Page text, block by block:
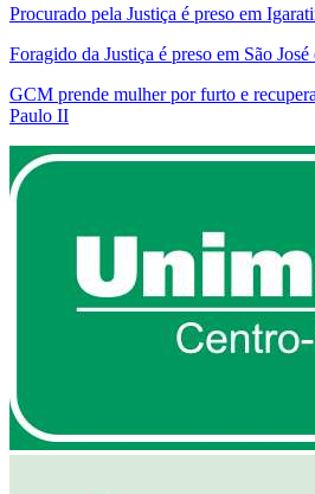
Procurado pela Justiça é preso em
Foragido da Justiça é preso em São
GCM prende mulher por furto e
Paulo II